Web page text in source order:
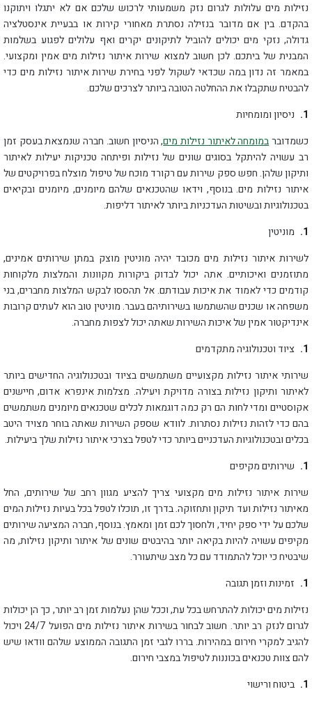
נזילות מים עלולות לגרום נזק משמעותי לרכוש שלכם אם לא יתגלו ויתוקנו
בהקדם. בין אם מדובר בנזילה נסתרת מאחורי קירות או בבעיית אינסטלציה
גדולה, נזקי מים יכולים להוביל לתיקונים יקרים ואף עלולים לפגוע בשלמות
המבנית של ביתכם. לכן חשוב למצוא שירות איתור נזילות מים אמין ומקצועי.
במאמר זה נדון במה שכדאי לשקול לפני בחירת שירות איתור נזילות מים כדי
להבטיח שתקבלו את ההחלטה הטובה ביותר לצרכים שלכם.
ניסיון ומומחיות
כשמדוברבמומחה לאיתור נזילות מים, הניסיון חשוב. חברה שנמצאת בעסק זמן
רב עשויה להיתקל בסוגים שונים של נזילות ופיתחה טכניקות יעילות לאיתור
ותיקון שלהן. חפש ספק שירות עם רקורד מוכח של טיפול מוצלח בפרויקטים של
איתור נזילות מים. בנוסף, וידאו שהטכנאים שלהם מיומנים, מיומנים ובקיאים
בטכנולוגיות ובשיטות העדכניות ביותר לאיתור דליפות.
מוניטין
לשירות איתור נזילות מים מכובד יהיה מוניטין מוצק במתן שירותים אמינים,
מתוזמנים ואיכותיים. אתה יכול לבדוק ביקורות מקוונות והמלצות מלקוחות
קודמים כדי לאמוד את איכות עבודתם. אל תהססו לבקש המלצות מחברים, בני
משפחה או שכנים שהשתמשו בשירותיהם בעבר. מוניטין טוב הוא לעתים קרובות
אינדיקטור אמין של איכות השירות שאתה יכול לצפות מחברה.
ציוד וטכנולוגיה מתקדמים
שירותי איתור נזילות מקצועיים משתמשים בציוד ובטכנולוגיה החדישים ביותר
לאיתור ותיקון נזילות בצורה מדויקת ויעילה. מצלמות אינפרא אדום, חיישנים
אקוסטיים ומדי לחות הם רק כמה דוגמאות לכלים שטכנאים מיומנים משתמשים
בהם כדי לזהות נזילות נסתרות. לוודא שספק השירות שאתה בוחר מצויד היטב
בכלים ובטכנולוגיות העדכניים ביותר כדי לטפל בצרכי איתור נזילות שלך ביעילות.
שירותים מקיפים
שירות איתור נזילות מים מקצועי צריך להציע מגוון רחב של שירותים, החל
מאיתור נזילות ועד תיקון ותחזוקה. בדרך זו, תוכלו לטפל בכל בעיות נזילות המים
שלכם על ידי ספק יחיד, ולחסוך לכם זמן ומאמץ. בנוסף, חברה המציעה שירותים
מקיפים עשויה להיות בקיאה יותר בהיבטים שונים של איתור ותיקון נזילות, מה
שיבטיח כי יוכל להתמודד עם כל מצב שיתעורר.
זמינות וזמן תגובה
נזילות מים יכולות להתרחש בכל עת, וככל שהן נעלמות זמן רב יותר, כך הן יכולות
לגרום לנזק רב יותר. חשוב לבחור בשירות איתור נזילות מים הפועל 24/7 ויכול
להגיב למקרי חירום במהירות. בררו לגבי זמן התגובה הממוצע שלהם וודאו שיש
להם צוות טכנאים בכוננות לטיפול במצבי חירום.
ביטוח ורישוי